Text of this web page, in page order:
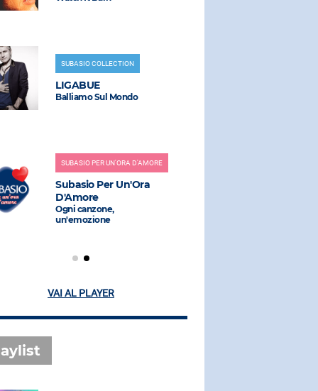
SUBASIO COLLECTION
LIGABUE
Balliamo Sul Mondo
SUBASIO PER UN'ORA D'AMORE
Subasio Per Un'Ora
D'Amore
Ogni canzone,
un'emozione
VAI AL PLAYER